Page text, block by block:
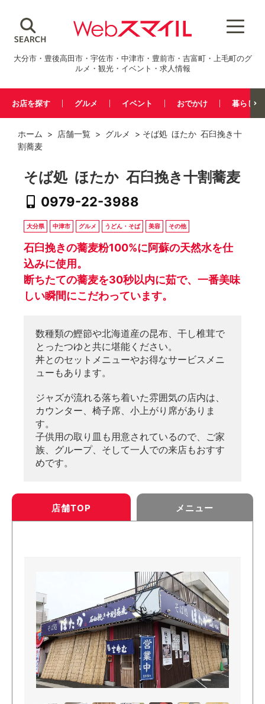
大分市・豊後高田市・宇佐市・中津市・豊前市・吉富町・上毛町のグ
ルメ・観光・イベント・求人情報
お店を探す グルメ イベント おでかけ 暮らし
ホーム > 店舗一覧 > グルメ
> そば処 ほたか 石臼挽き十
割蕎麦
そば処 ほたか 石臼挽き十割蕎麦
0979-22-3988
大分県 中津市 グルメ うどん・そば 美容 その他
石臼挽きの蕎麦粉100%に阿蘇の天然水を仕
込みに使用。
断ちたての蕎麦を30秒以内に茹で、一番美味
しい瞬間にこだわっています。
数種類の鰹節や北海道産の昆布、干し椎茸で
とったつゆと共に堪能ください。
丼とのセットメニューやお得なサービスメニ
ューもあります。
ジャズが流れる落ち着いた雰囲気の店内は、
カウンター、椅子席、小上がり席がありま
す。
子供用の取り皿も用意されているので、ご家
族、グループ、そして一人での来店もおすす
めです。
店舗TOP メニュー